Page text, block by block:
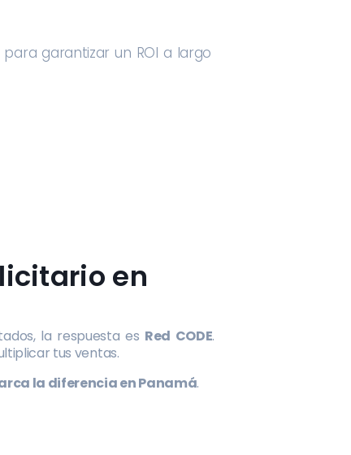
garantizar un ROI a largo
en
la respuesta es Red CODE.
tus ventas.
la diferencia en Panamá.